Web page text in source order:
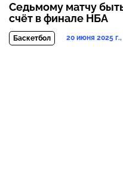
Седьмому матчу
счёт в финале НБА
Баскетбол 20 июня 2025 г.,